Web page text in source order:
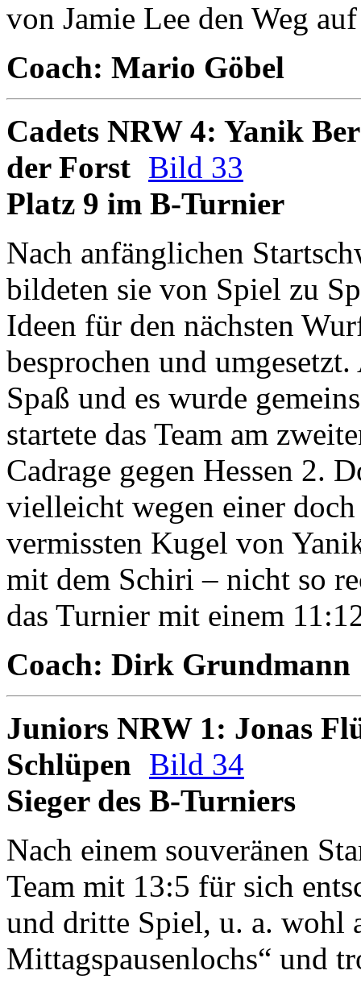
von Jamie Lee den Weg
Coach: Mario Göbel
Cadets NRW 4: Yanik
der Forst Bild 33
Platz 9 im B-Turnier
Nach anfänglichen
bildeten sie von Spiel zu
Ideen für den nächsten
besprochen und
Spaß und es wurde
startete das Team am
Cadrage gegen Hessen 2.
vielleicht wegen einer
vermissten Kugel von
mit dem Schiri – nicht so
das Turnier mit einem
Coach: Dirk Grundmann
Juniors NRW 1: Jonas
Schlüpen Bild 34
Sieger des B-Turniers
Nach einem souveränen
Team mit 13:5 für sich
und dritte Spiel, u. a. wohl
Mittagspausenlochs“ und